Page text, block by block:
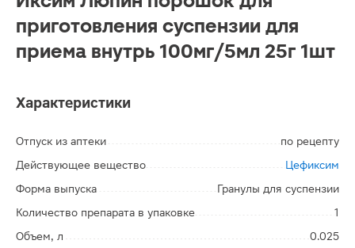
приготовления суспензии для
приема внутрь 100мг/5мл 25г 1шт
Характеристики
Отпуск из аптеки
по рецепту
Действующее вещество
Цефиксим
Форма выпуска
Гранулы для суспензии
Количество препарата в упаковке
1
Объем, л
0.025